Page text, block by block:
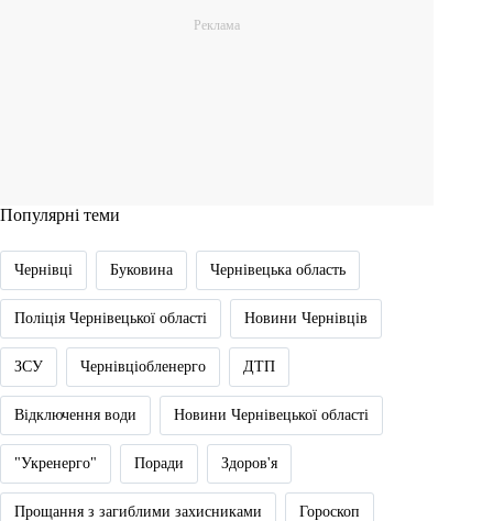
Популярні теми
Чернівці Буковина Чернівецька область
Поліція Чернівецької області Новини Чернівців
ЗСУ Чернівціобленерго ДТП
Відключення води Новини Чернівецької області
"Укренерго" Поради Здоров'я
Прощання з загиблими захисниками Гороскоп